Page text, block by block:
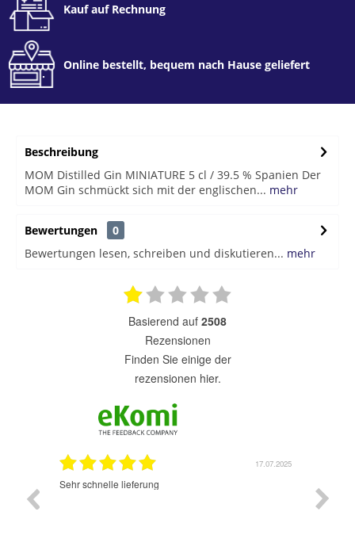
Kauf auf Rechnung
Online bestellt, bequem nach Hause geliefert
Beschreibung
MOM Distilled Gin MINIATURE 5 cl / 39.5 % Spanien Der
MOM Gin schmückt sich mit der englischen... mehr
Bewertungen
0
Bewertungen lesen, schreiben und diskutieren... mehr
basierend auf 2508
Rezensionen
finden Sie einige der
rezensionen hier.
17.07.2025
Sehr schnelle lieferung
ich
sehr